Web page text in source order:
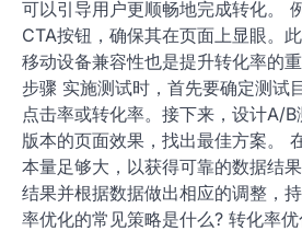
问题并采取相应措施。 数据分析的
高转化率的基础，它帮助识别用户
网站流量、用户点击率和转化路径
点。 使用工具如Google Analytics
上的活动，识别流失率高的页面。
够为后续的设计和测试提供有力支
践 设计调整应以用户体验为中心，
于导航。使用清晰的行动号召（
可以引导用户更顺畅地完成转化。